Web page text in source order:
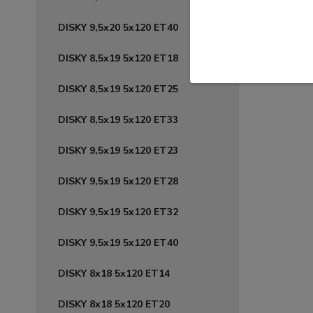
DISKY 9,5x20 5x120 ET40
DISKY 8,5x19 5x120 ET18
DISKY 8,5x19 5x120 ET25
DISKY 8,5x19 5x120 ET33
DISKY 9,5x19 5x120 ET23
DISKY 9,5x19 5x120 ET28
DISKY 9,5x19 5x120 ET32
DISKY 9,5x19 5x120 ET40
DISKY 8x18 5x120 ET14
DISKY 8x18 5x120 ET20